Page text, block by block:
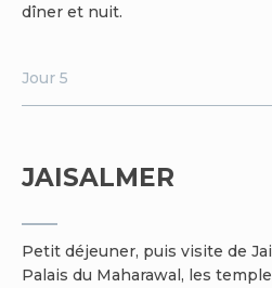
dîner et nuit.
Jour 5
JAISALMER
Petit déjeuner, puis visite de
Palais du Maharawal, les